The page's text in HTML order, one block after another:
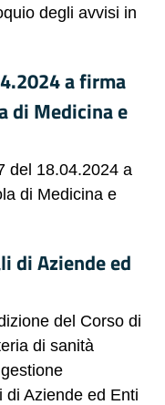
degli avvisi in
a firma
di Medicina e
del 18.04.2024 a
di Medicina e
di Aziende ed
del Corso di
di sanità
di Aziende ed Enti